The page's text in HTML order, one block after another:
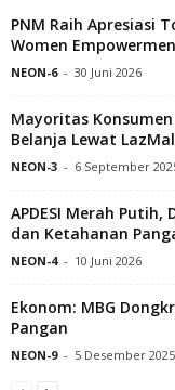
PNM Raih Apresiasi
Women
NEON-6 - 30 Juni 2026
Mayoritas
Belanja Lewat
NEON-3 - 6 September
APDESI Merah
dan Ketahanan
NEON-4 - 10 Juni 2026
Ekonom: MBG
Pangan
NEON-9 - 5 Desember 2025